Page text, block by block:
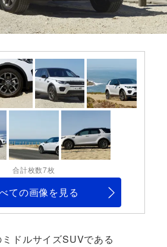
合計枚数7枚
ての画像を見る
ドルサイズSUVである